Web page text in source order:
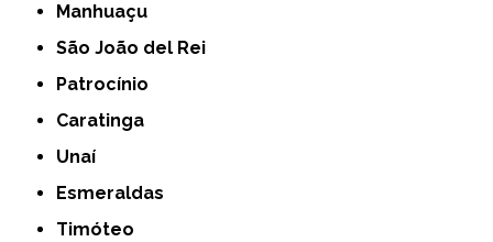
Manhuaçu
São João del Rei
Patrocínio
Caratinga
Unaí
Esmeraldas
Timóteo